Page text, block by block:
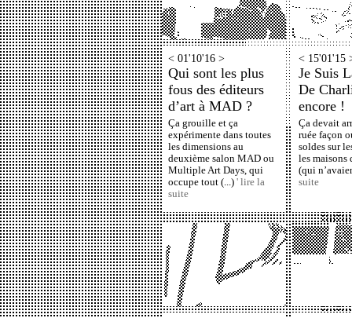
< 01'10'16 >
Qui sont les plus
fous des éditeurs
d’art à MAD ?
Ça grouille et ça
expérimente dans toutes
les dimensions au
deuxième salon MAD ou
Multiple Art Days, qui
occupe tout (...) ' lire la
suite
< 15'01'15
Je Suis
De
encore !
Ça devait
ruée façon
soldes sur
les maisons
(qui
suite